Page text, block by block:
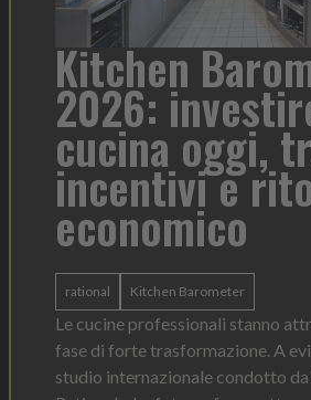
Kitchen
2026:
cucina oggi,
incentivi e
economico
rational Kitchen Barometer
Le cucine professionali stanno
fase di forte trasformazione. A
studio internazionale condotto